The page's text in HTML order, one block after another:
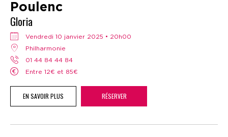
Poulenc
Gloria
vendredi 10 janvier 2025 • 20h00
Philharmonie
01 44 84 44 84
Entre 12€ et 85€
EN SAVOIR PLUS RÉSERVER